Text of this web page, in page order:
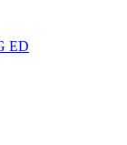
ED